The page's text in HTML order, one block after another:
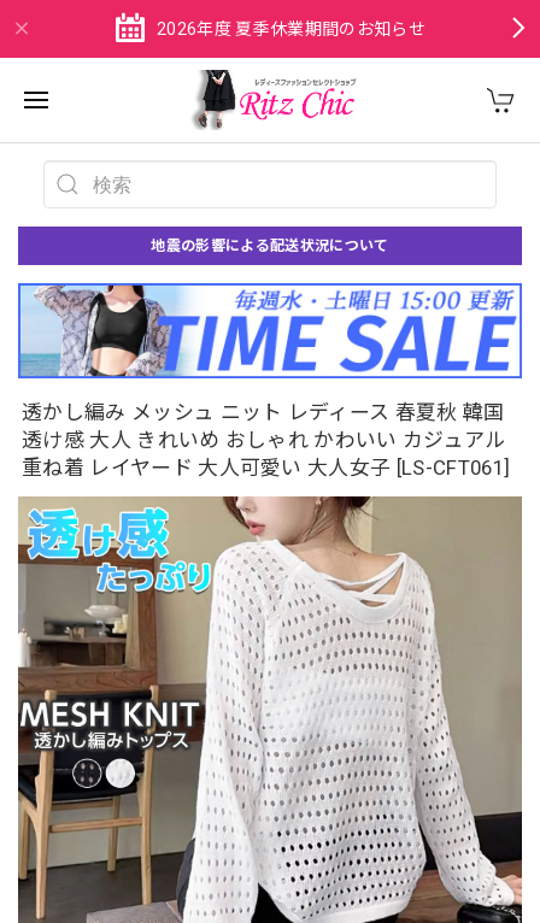
2026年度 夏季休業期間のお知らせ
地震の影響による配送状況について
透かし編み メッシュ ニット レディース 春夏秋 韓国
透け感 大人 きれいめ おしゃれ かわいい カジュアル
重ね着 レイヤード 大人可愛い 大人女子 [LS-CFT061]